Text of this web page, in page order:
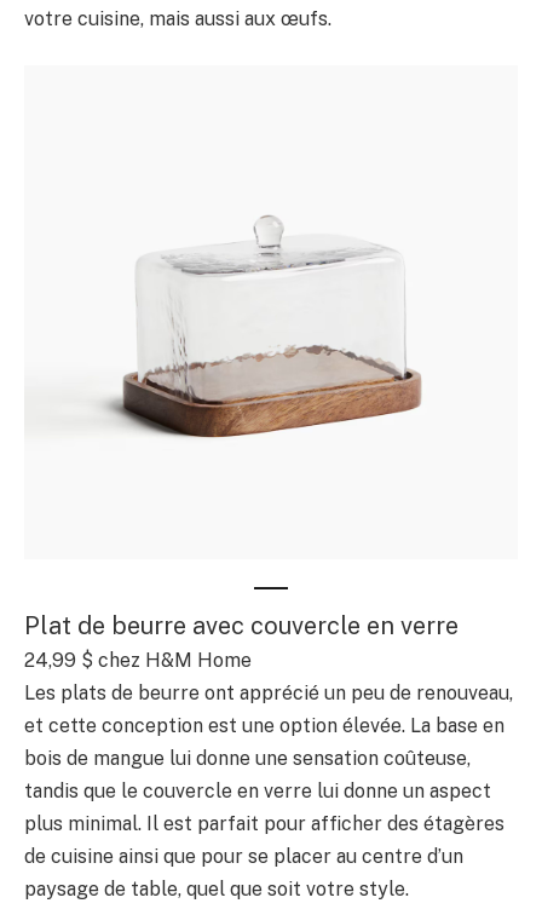
votre cuisine, mais aussi aux œufs.
Plat de beurre avec couvercle en verre
24,99 $ chez H&M Home
Les plats de beurre ont apprécié un peu de renouveau,
et cette conception est une option élevée. La base en
bois de mangue lui donne une sensation coûteuse,
tandis que le couvercle en verre lui donne un aspect
plus minimal. Il est parfait pour afficher des étagères
de cuisine ainsi que pour se placer au centre d’un
paysage de table, quel que soit votre style.